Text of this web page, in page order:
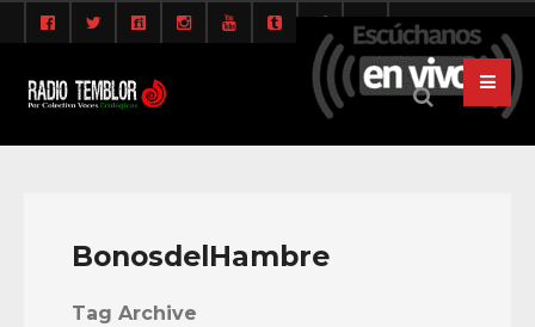
BonosdelHambre
Tag Archive